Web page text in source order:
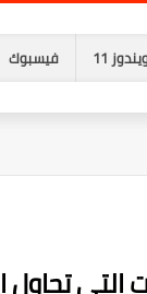
11 فيسبوك